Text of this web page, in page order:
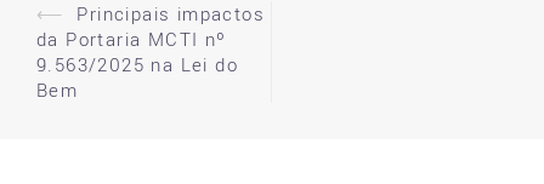
Post
navigation
⟵
Principais impactos
da Portaria MCTI nº
9.563/2025 na Lei do
Bem